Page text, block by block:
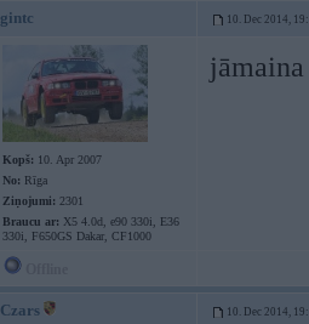
gintc 10. Dec 2014,
Kopš: 10. Apr 2007
No: Rīga
Ziņojumi: 2301
Braucu ar: X5 4.0d, e90 330i, E36
330i, F650GS Dakar, CF1000
Czars 10. Dec 2014,